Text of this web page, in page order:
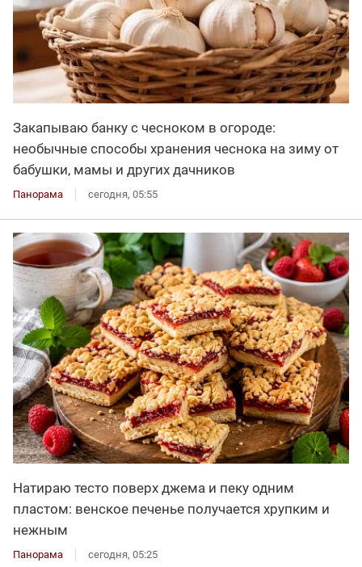
Закапываю банку с чесноком в огороде:
необычные способы хранения чеснока на зиму от
бабушки, мамы и других дачников
Панорама сегодня, 05:55
Натираю тесто поверх джема и пеку одним
пластом: венское печенье получается хрупким и
нежным
Панорама сегодня, 05:25